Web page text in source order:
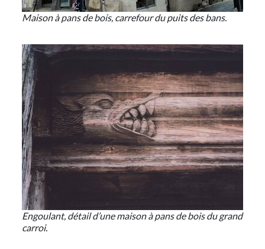
Maison à pans de bois, carrefour du puits des bans.
Engoulant, détail d’une maison à pans de bois du grand
carroi.